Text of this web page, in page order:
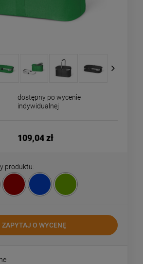
dostępny po wycenie
indywidualnej
109,04 zł
produktu:
ZAPYTAJ O WYCENĘ